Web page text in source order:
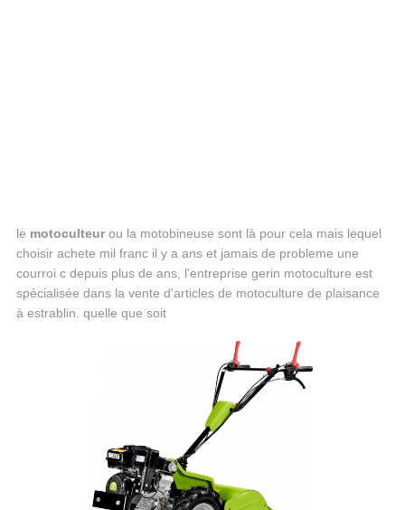
le motoculteurou la motobineuse sont là pour cela mais lequel
choisir achete mil franc il y a ans et jamais de probleme une
courroi c depuis plus de ans, l'entreprise gerin motoculture est
spécialisée dans la vente d'articles de motoculture de plaisance
à estrablin. quelle que soit